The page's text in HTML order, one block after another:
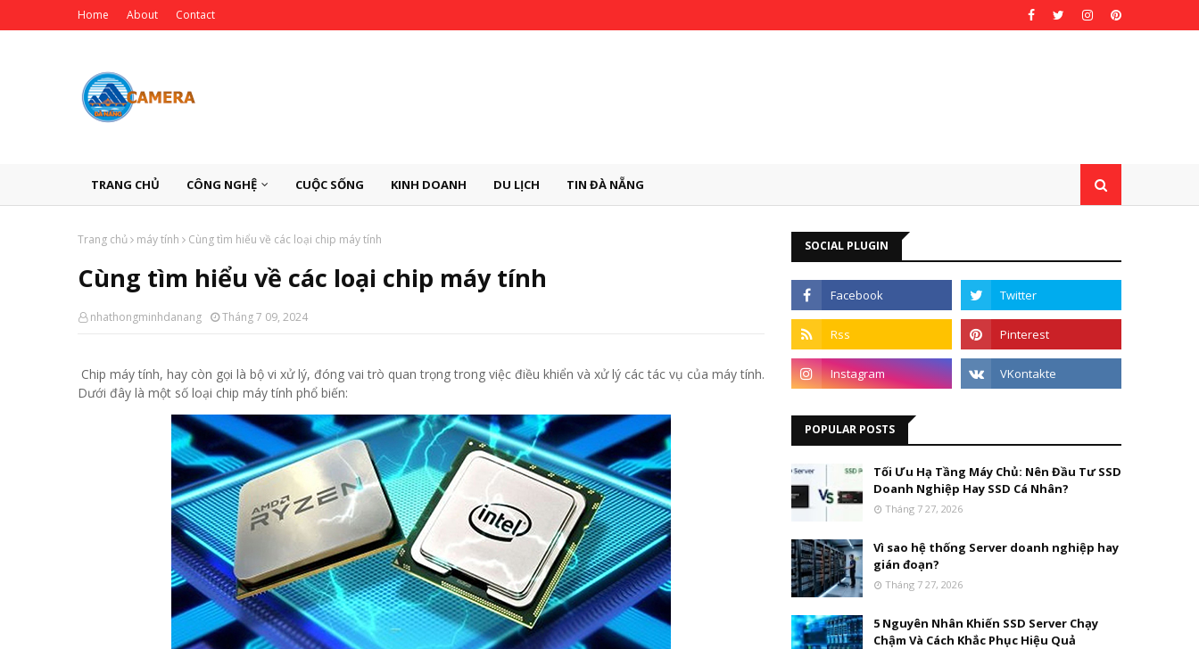
Home About Contact
TRANG CHỦ CÔNG NGHỆ CUỘC SỐNG KINH DOANH DU LỊCH TIN ĐÀ NẴNG
Trang chủ máy tính Cùng tìm hiểu về các loại chip máy tính
Cùng tìm hiểu về các loại chip máy tính
nhathongminhdanang Tháng 7 09, 2024
Chip máy tính, hay còn gọi là bộ vi xử lý, đóng vai trò quan trọng trong việc điều khiển và xử lý các tác vụ của máy tính.
Dưới đây là một số loại chip máy tính phổ biến:
SOCIAL PLUGIN
POPULAR POSTS
Tối Ưu Hạ Tầng Máy Chủ: Nên Đầu Tư SSD
Doanh Nghiệp Hay SSD Cá Nhân?
Tháng 7 27, 2026
Vì sao hệ thống Server doanh nghiệp hay
gián đoạn?
Tháng 7 27, 2026
5 Nguyên Nhân Khiến SSD Server Chạy
Chậm Và Cách Khắc Phục Hiệu Quả